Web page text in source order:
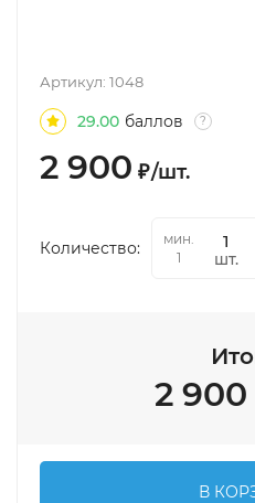
Артикул: 1048
29.00 баллов ?
2 900 ₽/шт.
Количество:
мин.
1
шт.
2 900
В